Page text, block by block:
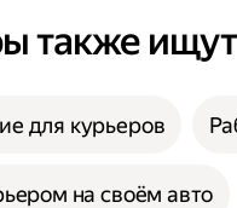
также ищут
для курьеров
на своём авто